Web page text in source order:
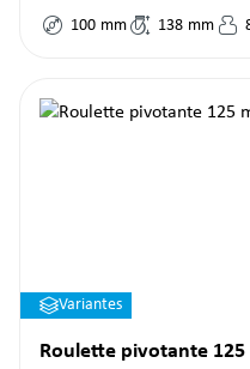
100 mm 138 mm
Variantes
Roulette pivotante 125